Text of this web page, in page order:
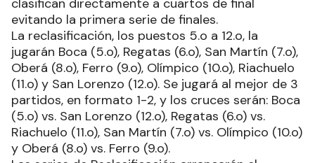
evitando la primera serie de finales.
La reclasificación, los puestos 5.o a 12.o, la
jugarán Boca (5.o), Regatas (6.o), San Martín (7.o),
Oberá (8.o), Ferro (9.o), Olímpico (10.o), Riachuelo
(11.o) y San Lorenzo (12.o). Se jugará al mejor de 3
partidos, en formato 1-2, y los cruces serán: Boca
(5.o) vs. San Lorenzo (12.o), Regatas (6.o) vs.
Riachuelo (11.o), San Martín (7.o) vs. Olímpico (10.o)
y Oberá (8.o) vs. Ferro (9.o).